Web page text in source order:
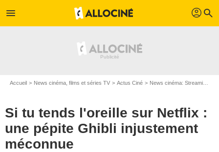
menu profil search
Accueil News cinéma, films et séries TV Actus Ciné News cinéma: Streaming
Si tu tends l'oreille sur Netflix :
une pépite Ghibli injustement
méconnue